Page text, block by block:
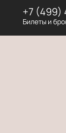
+7 (499)
Билеты и